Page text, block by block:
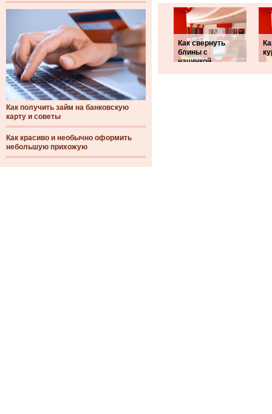
Как получить займ на банковскую
карту и советы
Как красиво и необычно оформить
небольшую прихожую
Как свернуть
блины с
начинкой